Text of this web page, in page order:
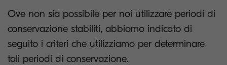
Ove non sia possibile per noi utilizzare periodi di
conservazione stabiliti, abbiamo indicato di
seguito i criteri che utilizziamo per determinare
tali periodi di conservazione.